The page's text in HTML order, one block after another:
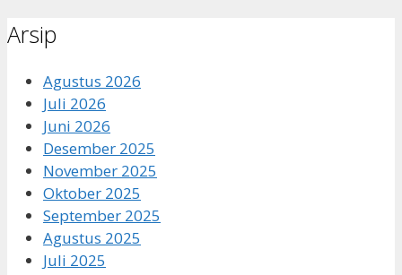
Arsip
Agustus 2026
Juli 2026
Juni 2026
Desember 2025
November 2025
Oktober 2025
September 2025
Agustus 2025
Juli 2025